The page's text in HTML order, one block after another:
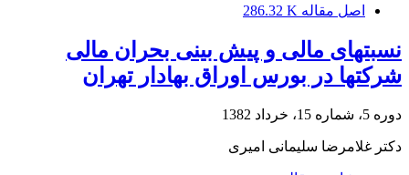
اصل مقاله 286.32 K
نسبتهای مالی و پیش بینی بحران مالی
شرکتها در بورس اوراق بهادار تهران
دوره 5، شماره 15، خرداد 1382
دکتر غلامرضا سلیمانى امیرى